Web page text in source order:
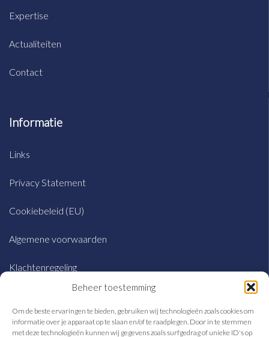
Beheer toestemming
Om de beste ervaringen te bieden, gebruiken wij technologieën zoals cookies om
informatie over je apparaat op te slaan en/of te raadplegen. Door in te stemmen
met deze technologieën kunnen wij gegevens zoals surfgedrag of unieke ID's op
Expertise
Actualiteiten
Contact
Informatie
Links
Privacy Statement
Cookiebeleid (EU)
Algemene voorwaarden
Klachtenregeling
Adres